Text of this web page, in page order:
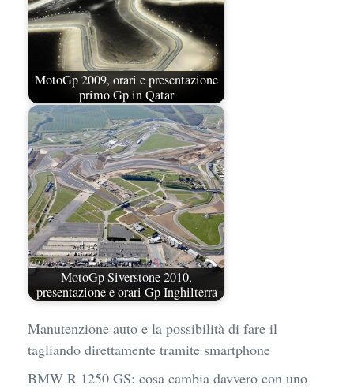
MotoGp 2009, orari e presentazione
primo Gp in Qatar
MotoGp Siverstone 2010,
presentazione e orari Gp Inghilterra
Manutenzione auto e la possibilità di fare il
tagliando direttamente tramite smartphone
BMW R 1250 GS: cosa cambia davvero con uno